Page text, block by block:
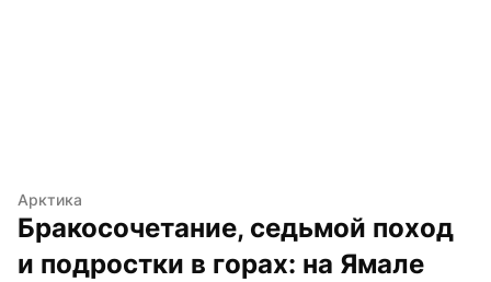
Арктика
Бракосочетание, седьмой поход
и подростки в горах: на Ямале